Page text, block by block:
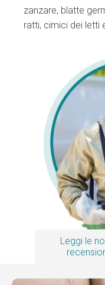
zanzare, blatte
ratti, cimici dei letti
Leggi le